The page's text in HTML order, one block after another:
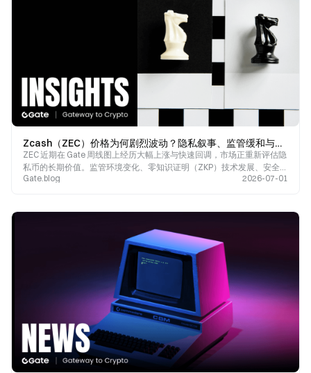
Zcash（ZEC）价格为何剧烈波动？隐私叙事、监管缓和与安全事件共同影响市场定价
ZEC 近期在 Gate 周线图上经历大幅上涨与快速回调，市场正重新评估隐
私币的长期价值。监管环境变化、零知识证明（ZKP）技术发展、安全事
件以及市场情绪，共同推动 Zcash 进入新一轮价格重估周期。
Gate.blog 2026-07-01